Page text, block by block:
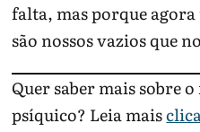
falta, mas porque agora
são nossos vazios que
Quer saber mais sobre
psíquico? Leia mais